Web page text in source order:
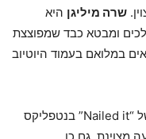
שרה מיליגן היא
ומבטא כבד שמפוצצת
במלואם בעמוד היוטיוב
הרבה מכירים כמנחה של “Nailed it” בנטפליקס
מצוינת, גם כן